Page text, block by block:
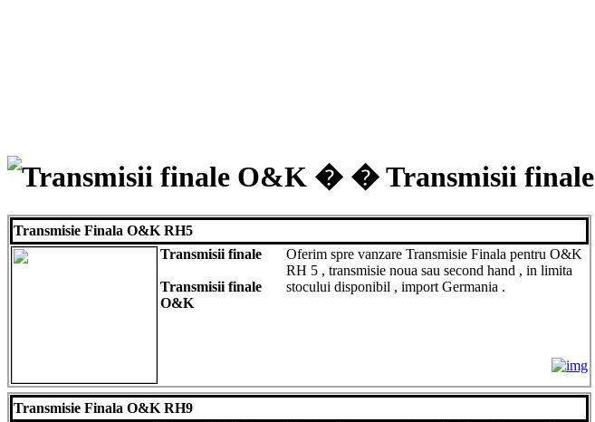
Transmisii finale O&K � � Transmisii finale
Transmisie Finala O&K RH5
Transmisii finale
Transmisii finale
O&K
Oferim spre vanzare Transmisie Finala pentru O&K
RH 5 , transmisie noua sau second hand , in limita
stocului disponibil , import Germania .
Transmisie Finala O&K RH9